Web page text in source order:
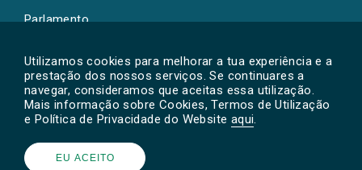
Utilizamos cookies para melhorar a tua experiência e a
prestação dos nossos serviços. Se continuares a
navegar, consideramos que aceitas essa utilização.
Mais informação sobre Cookies, Termos de Utilização
e Política de Privacidade do Website aqui.
EU ACEITO
Parlamento
Powered by © PAN 2026